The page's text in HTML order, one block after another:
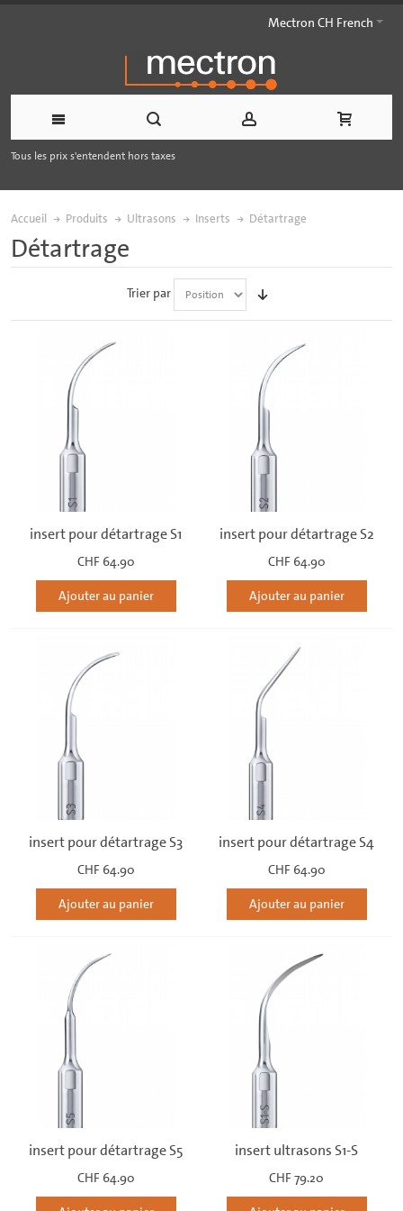
Mectron CH French
Tous les prix s'entendent hors taxes
Accueil Produits Ultrasons Inserts Détartrage
Détartrage
Trier par
insert pour détartrage S1
CHF 64.90
Ajouter au panier
insert pour détartrage S2
CHF 64.90
Ajouter au panier
insert pour détartrage S3
CHF 64.90
Ajouter au panier
insert pour détartrage S4
CHF 64.90
Ajouter au panier
insert pour détartrage S5
CHF 64.90
insert ultrasons S1-S
CHF 79.20